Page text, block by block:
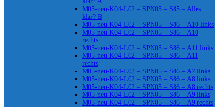
M05-neu-K04-L02 – SPN05 – S85 – Alles
klar? B
M05-neu-K04-L02 – SPN05 – S86 – A10 links
M05-neu-K04-L02 – SPN05 – S86 – A10
rechts
M05-neu-K04-L02 – SPN05 – S86 – A11 links
M05-neu-K04-L02 – SPN05 – S86 – A11
rechts
M05-neu-K04-L02 – SPN05 – S86 – A7 links
M05-neu-K04-L02 – SPN05 – S86 – A8 links
M05-neu-K04-L02 – SPN05 – S86 – A8 rechts
M05-neu-K04-L02 – SPN05 – S86 – A9 links
M05-neu-K04-L02 – SPN05 – S86 – A9 rechts